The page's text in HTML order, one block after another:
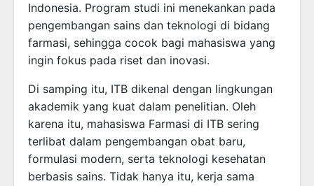
Indonesia. Program studi ini menekankan pada
pengembangan sains dan teknologi di bidang
farmasi, sehingga cocok bagi mahasiswa yang
ingin fokus pada riset dan inovasi.
Di samping itu, ITB dikenal dengan lingkungan
akademik yang kuat dalam penelitian. Oleh
karena itu, mahasiswa Farmasi di ITB sering
terlibat dalam pengembangan obat baru,
formulasi modern, serta teknologi kesehatan
berbasis sains. Tidak hanya itu, kerja sama